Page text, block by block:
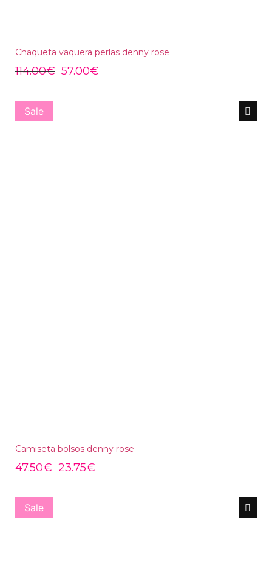
Chaqueta vaquera perlas denny rose
114.00€ 57.00€
Sale
Camiseta bolsos denny rose
47.50€ 23.75€
Sale